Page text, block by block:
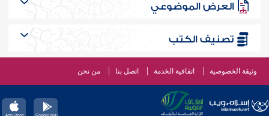
العرض الموضوعي
تصنيف الكتب
وثيقة الخصوصية اتفاقية الخدمة اتصل بنا من نحن